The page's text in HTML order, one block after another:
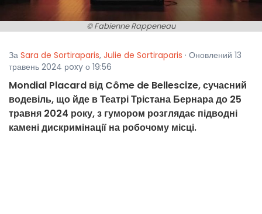
© Fabienne Rappeneau
За Sara de Sortiraparis, Julie de Sortiraparis · Оновлений 13
травень 2024 рoxy о 19:56
Mondial Placard від Côme de Bellescize, сучасний
водевіль, що йде в Театрі Трістана Бернара до 25
травня 2024 року, з гумором розглядає підводні
камені дискримінації на робочому місці.